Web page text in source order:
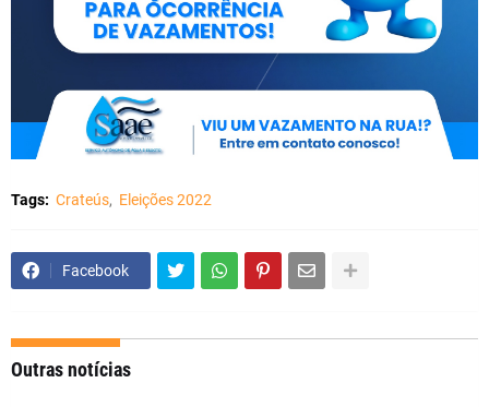
Tags: Crateús Eleições 2022
Facebook
Outras notícias